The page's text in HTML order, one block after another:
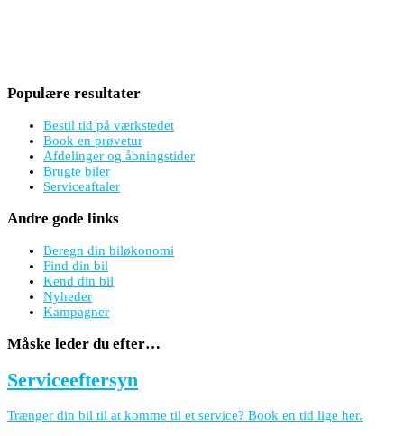
Populære resultater
Bestil tid på værkstedet
Book en prøvetur
Afdelinger og åbningstider
Brugte biler
Serviceaftaler
Andre gode links
Beregn din biløkonomi
Find din bil
Kend din bil
Nyheder
Kampagner
Måske leder du efter…
Serviceeftersyn
Trænger din bil til at komme til et service? Book en tid lige her.